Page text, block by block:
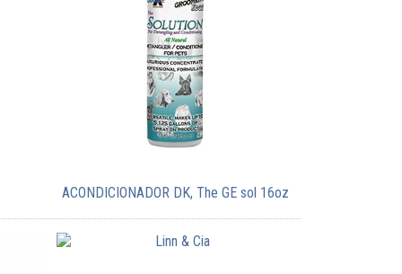
ACONDICIONADOR DK, The GE sol 16oz